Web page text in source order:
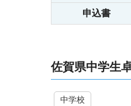
申込書
佐賀県中学生
中学校